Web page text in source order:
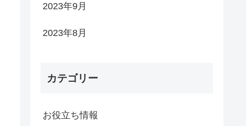
2023年9月
2023年8月
カテゴリー
お役立ち情報